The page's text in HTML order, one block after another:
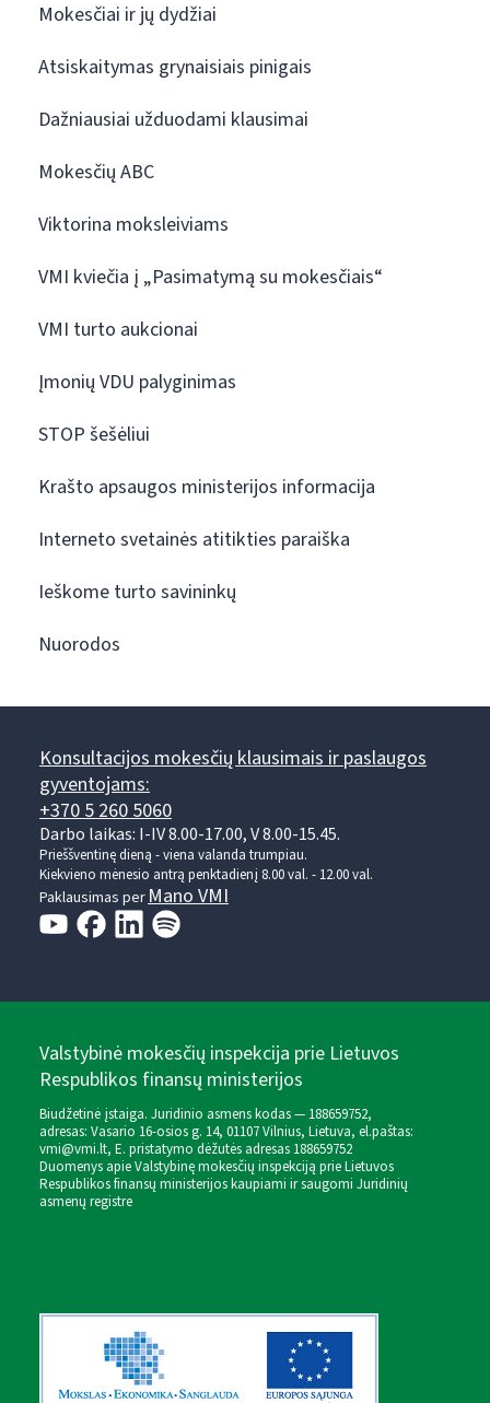
Mokesčiai ir jų dydžiai
Atsiskaitymas grynaisiais pinigais
Dažniausiai užduodami klausimai
Mokesčių ABC
Viktorina moksleiviams
VMI kviečia į „Pasimatymą su mokesčiais“
VMI turto aukcionai
Įmonių VDU palyginimas
STOP šešėliui
Krašto apsaugos ministerijos informacija
Interneto svetainės atitikties paraiška
Ieškome turto savininkų
Nuorodos
Konsultacijos mokesčių klausimais ir paslaugos
gyventojams:
+370 5 260 5060
Darbo laikas: I-IV 8.00-17.00, V 8.00-15.45.
Prieššventinę dieną - viena valanda trumpiau.
Kiekvieno mėnesio antrą penktadienį 8.00 val. - 12.00 val.
Paklausimas perMano VMI
Valstybinė mokesčių inspekcija prie Lietuvos
Respublikos finansų ministerijos
Biudžetinė įstaiga. Juridinio asmens kodas — 188659752,
adresas: Vasario 16-osios g. 14, 01107 Vilnius, Lietuva, el.paštas:
vmi@vmi.lt, E. pristatymo dėžutės adresas 188659752
Duomenys apie Valstybinę mokesčių inspekciją prie Lietuvos
Respublikos finansų ministerijos kaupiami ir saugomi Juridinių
asmenų registre